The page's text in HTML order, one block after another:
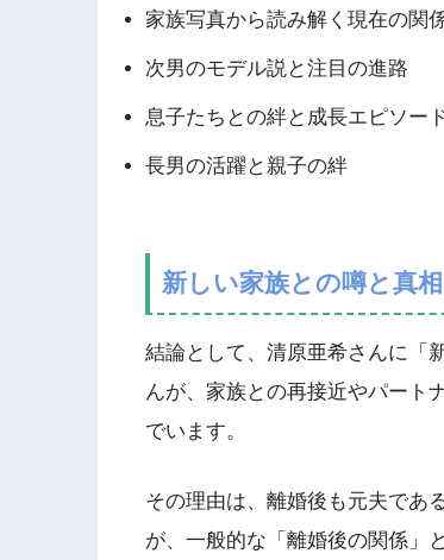
家族写真から読み解く現在の関
次男のモデル説と注目の進路
息子たちとの絆と成長エピソー
長男の活躍と親子の絆
新しい家族との噂と真相
結論として、清原亜希さんに「
んが、家族との再接近やパート
でいます。
その理由は、離婚後も元夫であ
が、一般的な「離婚後の関係」